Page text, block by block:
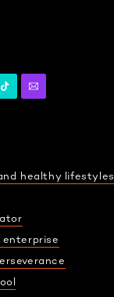
healthy lifestyles